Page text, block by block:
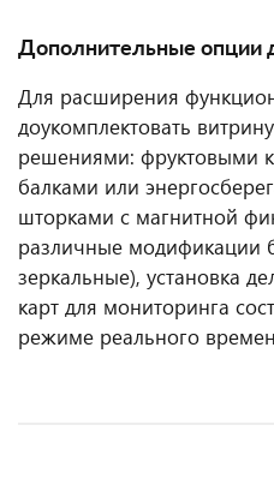
Дополнительные опции
Для расширения
доукомплектовать
решениями: фруктовыми
балками или
шторками с магнитной
различные модификации
зеркальные), установка
карт для мониторинга
режиме реального